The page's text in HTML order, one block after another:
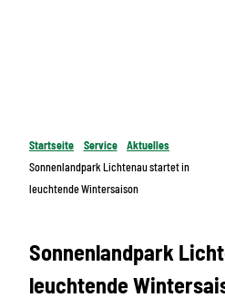
Startseite Service
Aktuelles
Sonnenlandpark Lichtenau startet in
leuchtende Wintersaison
Sonnenlandpark
leuchtende